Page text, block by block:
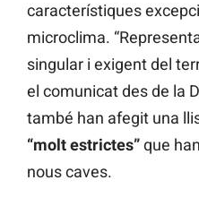
característiques
microclima.
singular i exigent del
el comunicat des de la
també han afegit una
“molt estrictes”que
nous caves.